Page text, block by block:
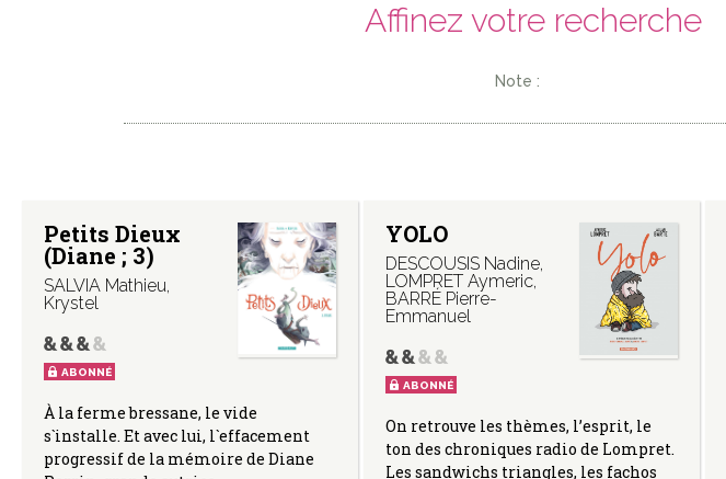
Affinez votre recherche
Note :
Petits Dieux
(Diane ; 3)
SALVIA Mathieu,
Krystel
ABONNÉ
À la ferme bressane, le vide
s`installe. Et avec lui, l`effacement
progressif de la mémoire de Diane
YOLO
DESCOUSIS Nadine,
LOMPRET Aymeric,
BARRÉ Pierre-
Emmanuel
ABONNÉ
On retrouve les thèmes, l’esprit, le
ton des chroniques radio de Lompret.
Les sandwichs triangles, les fachos